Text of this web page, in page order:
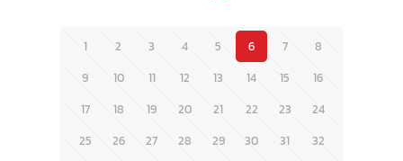
1 2 3 4 5 6 7
8
9
10 11 12 13 14 15
16
17
18 19 20 21 22 23
24
25
26 27 28 29 30 31
32